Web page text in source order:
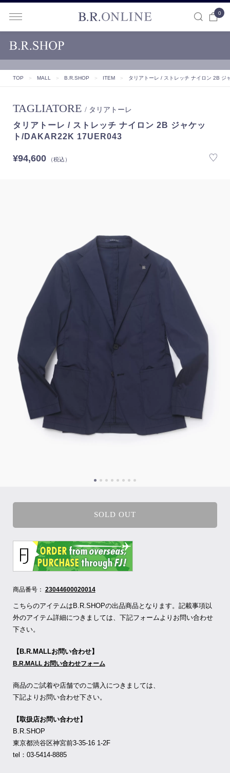
0
TOP ＞ MALL ＞ B.R.SHOP ＞ ITEM ＞ タリアトーレ / ストレッチ ナイロン 2B ジ
TAGLIATORE / タリアトーレ
タリアトーレ / ストレッチ ナイロン 2B ジャケッ
ト/DAKAR22K 17UER043
¥94,600（税込）
SOLD OUT
商品番号： 23044600020014
こちらのアイテムはB.R.SHOPの出品商品となります。記載事項以
外のアイテム詳細につきましては、下記フォームよりお問い合わせ
下さい。
【B.R.MALLお問い合わせ】
B.R.MALL お問い合わせフォーム
商品のご試着や店舗でのご購入につきましては、
下記よりお問い合わせ下さい。
【取扱店お問い合わせ】
B.R.SHOP
東京都渋谷区神宮前3-35-16 1-2F
tel：03-5414-8885